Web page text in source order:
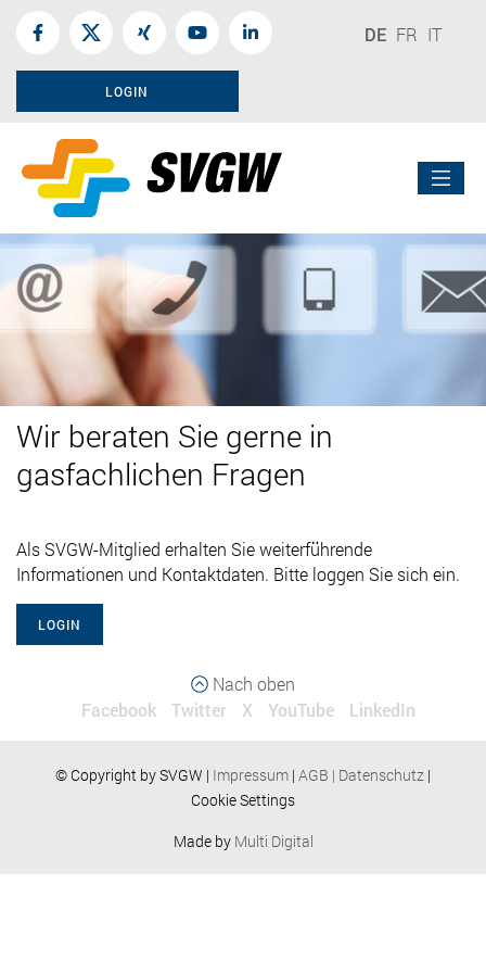
DE FR IT
LOGIN
Wir beraten Sie gerne in
gasfachlichen Fragen
Als SVGW-Mitglied erhalten Sie weiterführende
Informationen und Kontaktdaten. Bitte loggen Sie sich ein.
LOGIN
Nach oben
Facebook
Twitter X YouTube LinkedIn
© Copyright by SVGW | Impressum | AGB | Datenschutz |
Cookie Settings
Made by Multi Digital